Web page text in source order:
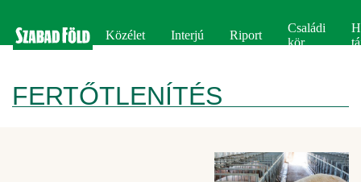
Közélet Interjú Riport
Családi
kör
FERTŐTLENÍTÉS